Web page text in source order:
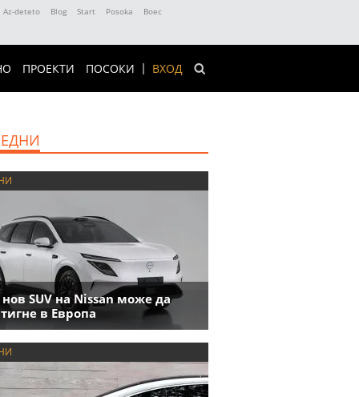
Az-deteto Blog Start Posoka
Boec
ВХОД
ПРОЕКТИ ПОСОКИ
SUV на Nissan може да
в Европа